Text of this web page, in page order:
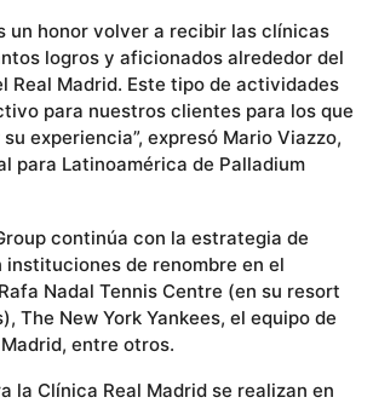
un honor volver a recibir las clínicas
logros y aficionados alrededor del
Real Madrid. Este tipo de actividades
para nuestros clientes para los que
experiencia”, expresó Mario Viazzo,
para Latinoamérica de Palladium
continúa con la estrategia de
de renombre en el
Nadal Tennis Centre (en su resort
The New York Yankees, el equipo de
entre otros.
la Clínica Real Madrid se realizan en